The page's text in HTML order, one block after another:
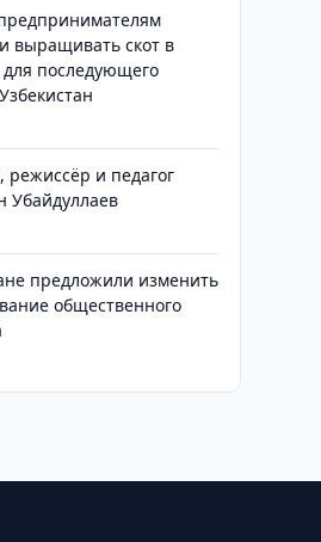
выращивать скот в
для последующего
режиссёр и педагог
Убайдуллаев
предложили изменить
общественного